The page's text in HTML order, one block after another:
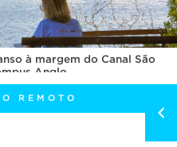
à margem do Canal São
Anglo
REMOTO